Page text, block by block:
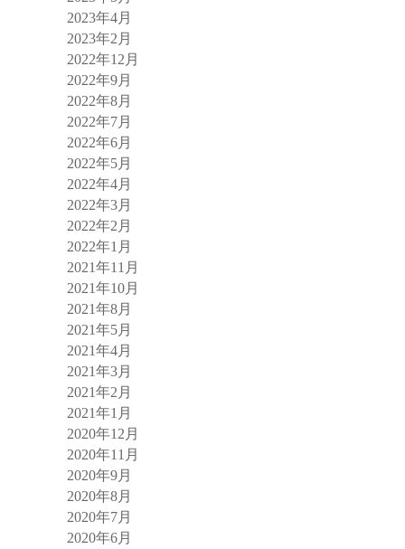
2023年4月
2023年2月
2022年12月
2022年9月
2022年8月
2022年7月
2022年6月
2022年5月
2022年4月
2022年3月
2022年2月
2022年1月
2021年11月
2021年10月
2021年8月
2021年5月
2021年4月
2021年3月
2021年2月
2021年1月
2020年12月
2020年11月
2020年9月
2020年8月
2020年7月
2020年6月